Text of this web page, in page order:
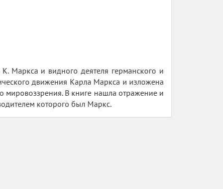
Маркса и видного деятеля германского и
движения Карла Маркса и изложена
мировоззрения. В книге нашла отражение и
которого был Маркс.